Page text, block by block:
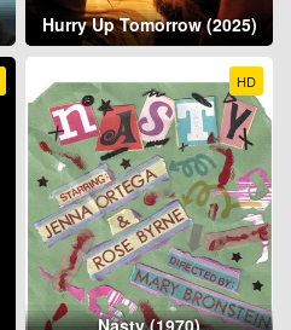
Hurry Up Tomorrow (2025)
HD
Nasty (1970)